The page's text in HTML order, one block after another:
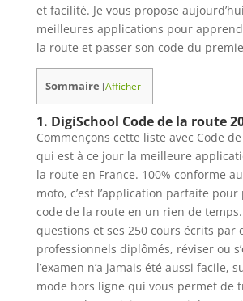
et facilité. Je vous propose
meilleures applications pour
la route et passer son code du
Sommaire [Afficher]
1. DigiSchool Code de la route
Commençons cette liste avec Code
qui est à ce jour la meilleure
la route en France. 100% conforme
moto, c’est l’application parfaite pour
code de la route en un rien de temps.
questions et ses 250 cours écrits par
professionnels diplômés, réviser ou
l’examen n’a jamais été aussi facile,
mode hors ligne qui vous permet de